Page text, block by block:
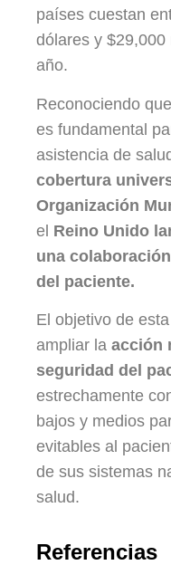
países cuestan
dólares y
año.
Reconociendo
es fundamental
asistencia de
cobertura
Organización
el Reino Unido
una
del paciente.
El objetivo de
ampliar la acción
seguridad del
estrechamente
bajos y medios
evitables al
de sus sistemas
salud.
Referencias